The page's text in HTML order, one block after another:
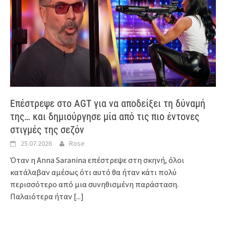
Επέστρεψε στο AGT για να αποδείξει τη δύναμή
της… και δημιούργησε μία από τις πιο έντονες
στιγμές της σεζόν
25.07.2026 Rose
Όταν η Anna Saranina επέστρεψε στη σκηνή, όλοι
κατάλαβαν αμέσως ότι αυτό θα ήταν κάτι πολύ
περισσότερο από μια συνηθισμένη παράσταση.
Παλαιότερα ήταν [...]